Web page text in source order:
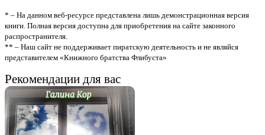
* – На данном веб-ресурсе представлена лишь демонстрационная версия
книги. Полная версия доступна для приобретения на сайте законного
распространителя.
** – Наш сайт не поддерживает пиратскую деятельность и не являйся
представителем «Книжного братства Флибуста»
Рекомендации для вас